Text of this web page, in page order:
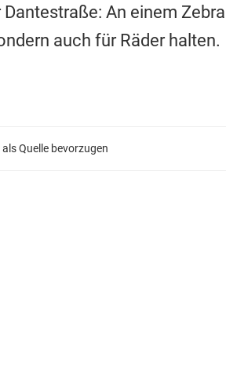
An einem
auch für Räder halten.
als Quelle bevorzugen